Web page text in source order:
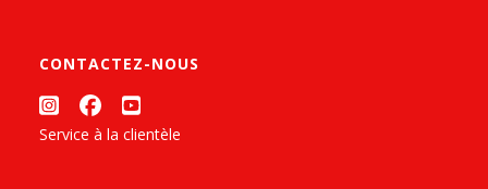
CONTACTEZ-NOUS
Service à la clientèle